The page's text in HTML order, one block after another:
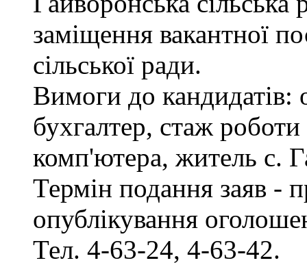
заміщення вакантної
сільської ради.
Вимоги до кандидатів:
бухгалтер, стаж
комп'ютера, житель с.
Термін подання заяв -
опублікування
Тел. 4-63-24, 4-63-42.